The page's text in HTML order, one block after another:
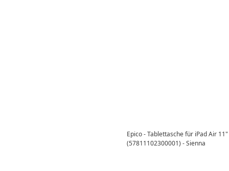
Epico - Tablettasche für iPad Air
(57811102300001) - Sienna